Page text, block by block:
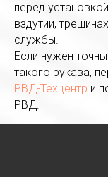
перед
вздутии,
службы.
Если нужен
такого рукава,
РВД-Техцентр и
РВД.